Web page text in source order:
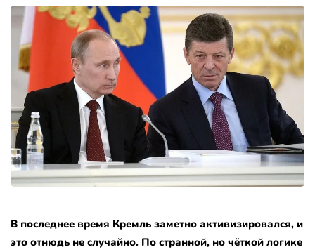
В последнее время Кремль заметно активизировался, и
это отнюдь не случайно. По странной, но чёткой логике